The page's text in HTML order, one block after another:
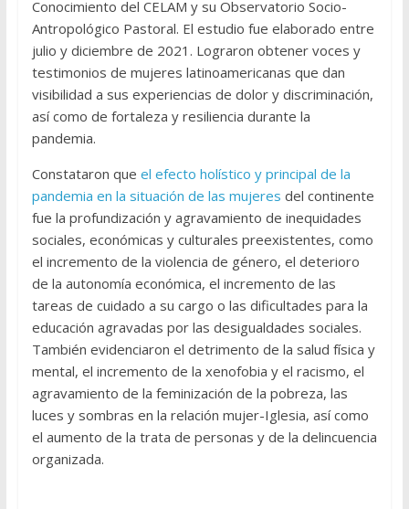
Conocimiento del CELAM y su Observatorio Socio-
Antropológico Pastoral. El estudio fue elaborado entre
julio y diciembre de 2021. Lograron obtener voces y
testimonios de mujeres latinoamericanas que dan
visibilidad a sus experiencias de dolor y discriminación,
así como de fortaleza y resiliencia durante la
pandemia.
Constataron que el efecto holístico y principal de la
pandemia en la situación de las mujeres del continente
fue la profundización y agravamiento de inequidades
sociales, económicas y culturales preexistentes, como
el incremento de la violencia de género, el deterioro
de la autonomía económica, el incremento de las
tareas de cuidado a su cargo o las dificultades para la
educación agravadas por las desigualdades sociales.
También evidenciaron el detrimento de la salud física y
mental, el incremento de la xenofobia y el racismo, el
agravamiento de la feminización de la pobreza, las
luces y sombras en la relación mujer-Iglesia, así como
el aumento de la trata de personas y de la delincuencia
organizada.